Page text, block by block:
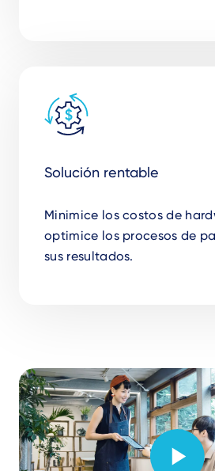
Solución rentable
Minimice los costos de
optimice los procesos de
sus resultados.
Video